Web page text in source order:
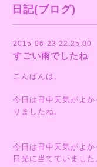
日記(ブログ)
2015-06-23 22:25:00
すごい雨でしたね
こんばんは。
今日は日中天気がよ
りましたね。
今日は日中天気がよ
日光に当てていました